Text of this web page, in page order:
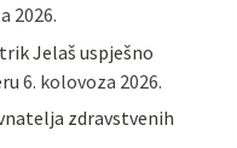
2026.
Jelaš uspješno
6. kolovoza 2026.
zdravstvenih